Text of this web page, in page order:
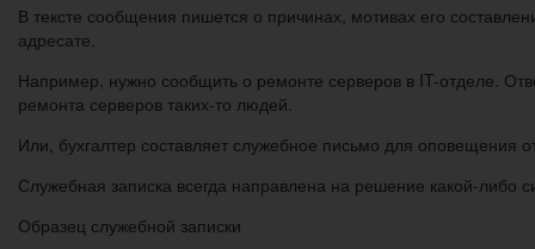
В тексте сообщения пишется о причинах, мотивах его
адресате.
Например, нужно сообщить о ремонте серверов в IT-отделе.
ремонта серверов таких-то людей.
Или, бухгалтер составляет служебное письмо для оповещения
Служебная записка всегда направлена на решение какой-либо
Образец служебной записки